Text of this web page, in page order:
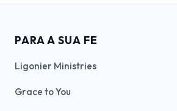
PARA A SUA FE
Ligonier Ministries
Grace to You